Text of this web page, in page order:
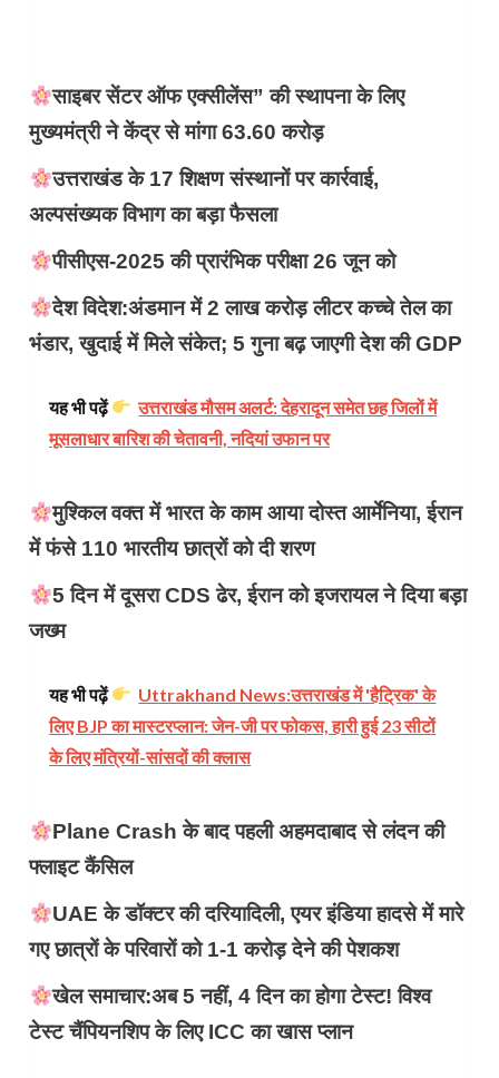
साइबर सेंटर ऑफ एक्सीलेंस” की स्थापना के लिए
मुख्यमंत्री ने केंद्र से मांगा 63.60 करोड़
उत्तराखंड के 17 शिक्षण संस्थानों पर कार्रवाई,
अल्पसंख्यक विभाग का बड़ा फैसला
पीसीएस-2025 की प्रारंभिक परीक्षा 26 जून को
देश विदेश:अंडमान में 2 लाख करोड़ लीटर कच्चे तेल का
भंडार, खुदाई में मिले संकेत; 5 गुना बढ़ जाएगी देश की GDP
यह भी पढ़ें
उत्तराखंड मौसम अलर्ट: देहरादून समेत छह जिलों में
मूसलाधार बारिश की चेतावनी, नदियां उफान पर
मुश्किल वक्त में भारत के काम आया दोस्त आर्मेनिया, ईरान
में फंसे 110 भारतीय छात्रों को दी शरण
5 दिन में दूसरा CDS ढेर, ईरान को इजरायल ने दिया बड़ा
जख्म
यह भी पढ़ें
Uttrakhand News:उत्तराखंड में 'हैट्रिक' के
लिए BJP का मास्टरप्लान: जेन-जी पर फोकस, हारी हुई 23 सीटों
के लिए मंत्रियों-सांसदों की क्लास
Plane Crash के बाद पहली अहमदाबाद से लंदन की
फ्लाइट कैंसिल
UAE के डॉक्टर की दरियादिली, एयर इंडिया हादसे में मारे
गए छात्रों के परिवारों को 1-1 करोड़ देने की पेशकश
खेल समाचार:अब 5 नहीं, 4 दिन का होगा टेस्ट! विश्व
टेस्ट चैंपियनशिप के लिए ICC का खास प्लान